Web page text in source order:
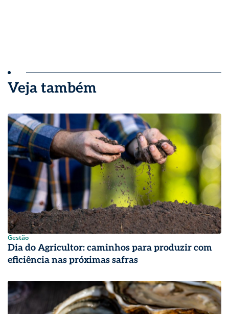
Veja também
Gestão
Dia do Agricultor: caminhos para produzir com
eficiência nas próximas safras